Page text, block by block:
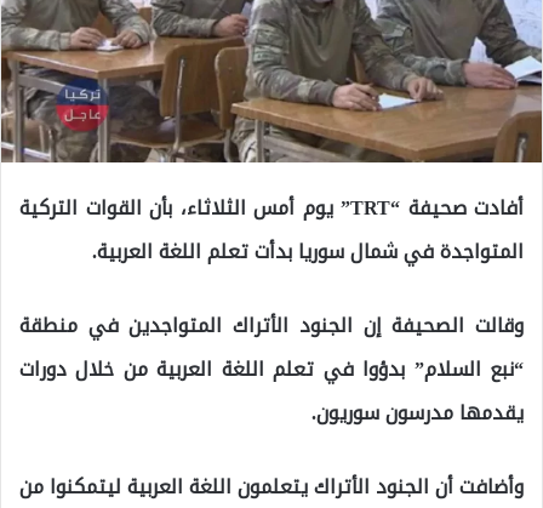
أفادت صحيفة “TRT” يوم أمس الثلاثاء، بأن القوات التركية
المتواجدة في شمال سوريا بدأت تعلم اللغة العربية.
وقالت الصحيفة إن الجنود الأتراك المتواجدين في منطقة
“نبع السلام” بدؤوا في تعلم اللغة العربية من خلال دورات
يقدمها مدرسون سوريون.
وأضافت أن الجنود الأتراك يتعلمون اللغة العربية ليتمكنوا من